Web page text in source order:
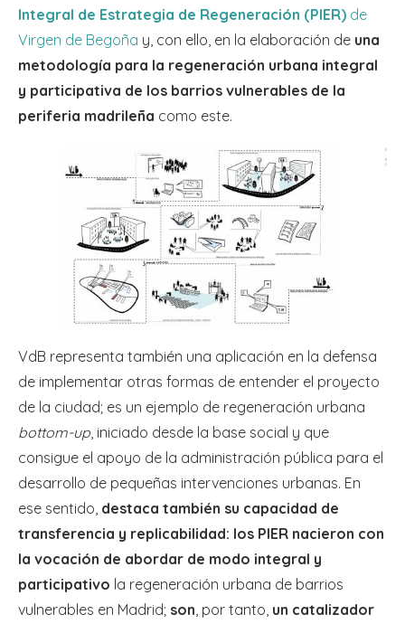
Integral de Estrategia de Regeneración (PIER) de
Virgen de Begoña y, con ello, en la elaboración de una
metodología para la regeneración urbana integral
y participativa de los barrios vulnerables de la
periferia madrileña como este.
VdB representa también una aplicación en la defensa
de implementar otras formas de entender el proyecto
de la ciudad; es un ejemplo de regeneración urbana
bottom-up , iniciado desde la base social y que
consigue el apoyo de la administración pública para el
desarrollo de pequeñas intervenciones urbanas. En
ese sentido, destaca también su capacidad de
transferencia y replicabilidad: los PIER nacieron con
la vocación de abordar de modo integral y
participativo la regeneración urbana de barrios
vulnerables en Madrid; son , por tanto, un catalizador